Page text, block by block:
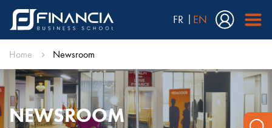
FR EN
Home Newsroom
NEWSROOM